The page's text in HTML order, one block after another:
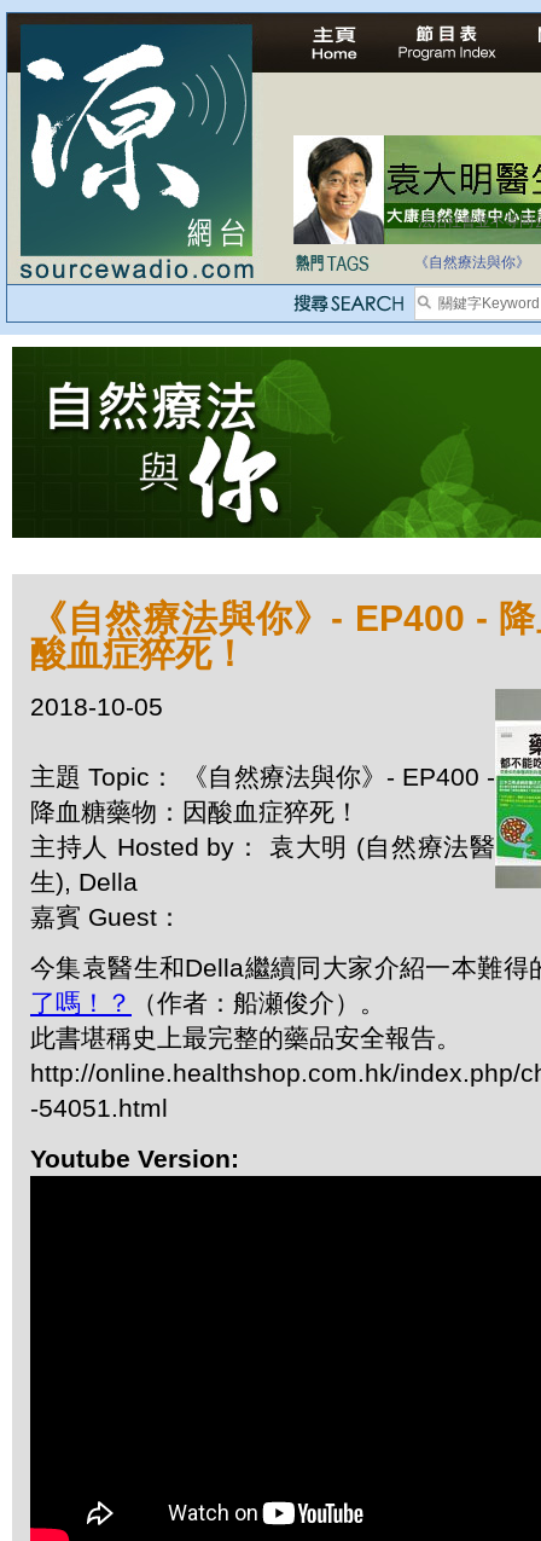
法治社會並不等同
自家教育合法化-
《自然療法與你》
《自然療法與你》- EP400 -
酸血症猝死！
2018-10-05
主題 Topic： 《自然療法與你》- EP400 -
降血糖藥物：因酸血症猝死！
主持人 Hosted by： 袁大明 (自然療法醫
生), Della
嘉賓 Guest：
今集袁醫生和Della繼續同大家介紹一本難得
了嗎！？
（作者：船瀬俊介）。
此書堪稱史上最完整的藥品安全報告。
http://online.healthshop.com.hk/index.php/
-54051.html
Youtube Version: